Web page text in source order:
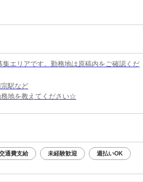
エリアです。勤務地は原稿内をご確認くだ
駅など
地を教えてください☆
通費支給 未経験歓迎 週払いOK